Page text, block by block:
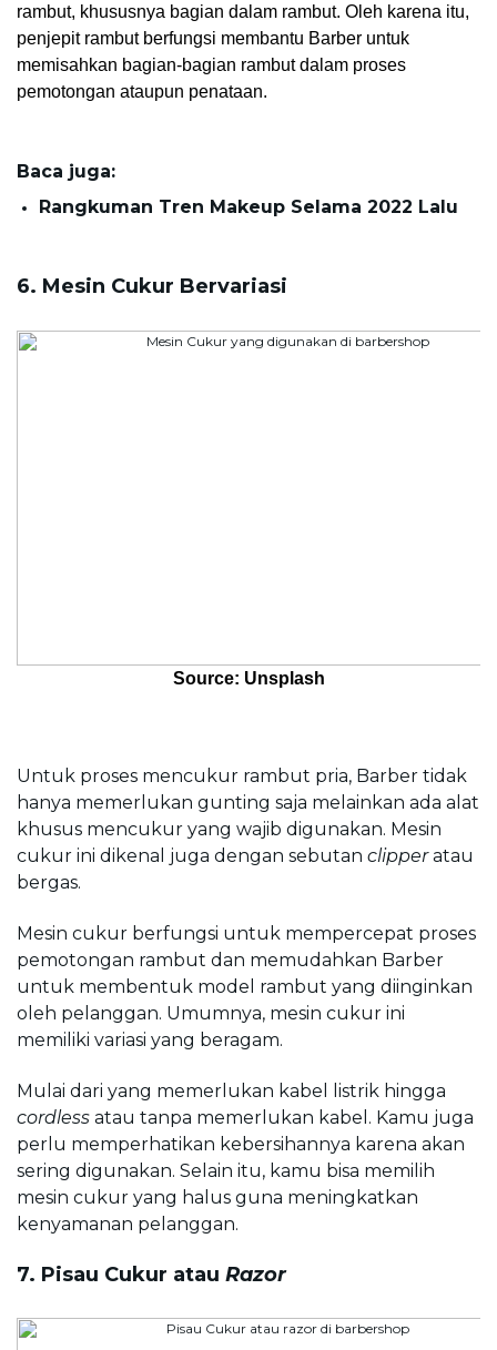
rambut, khususnya bagian dalam rambut. Oleh karena itu,
penjepit rambut berfungsi membantu Barber untuk
memisahkan bagian-bagian rambut dalam proses
pemotongan ataupun penataan.
Baca juga:
Rangkuman Tren Makeup Selama 2022 Lalu
6. Mesin Cukur Bervariasi
Source: Unsplash
Untuk proses mencukur rambut pria, Barber tidak
hanya memerlukan gunting saja melainkan ada alat
khusus mencukur yang wajib digunakan. Mesin
cukur ini dikenal juga dengan sebutan clipper atau
bergas.
Mesin cukur berfungsi untuk mempercepat proses
pemotongan rambut dan memudahkan Barber
untuk membentuk model rambut yang diinginkan
oleh pelanggan. Umumnya, mesin cukur ini
memiliki variasi yang beragam.
cordless atau tanpa memerlukan kabel. Kamu juga
perlu memperhatikan kebersihannya karena akan
sering digunakan. Selain itu, kamu bisa memilih
mesin cukur yang halus guna meningkatkan
kenyamanan pelanggan.
7. Pisau Cukur atau Razor